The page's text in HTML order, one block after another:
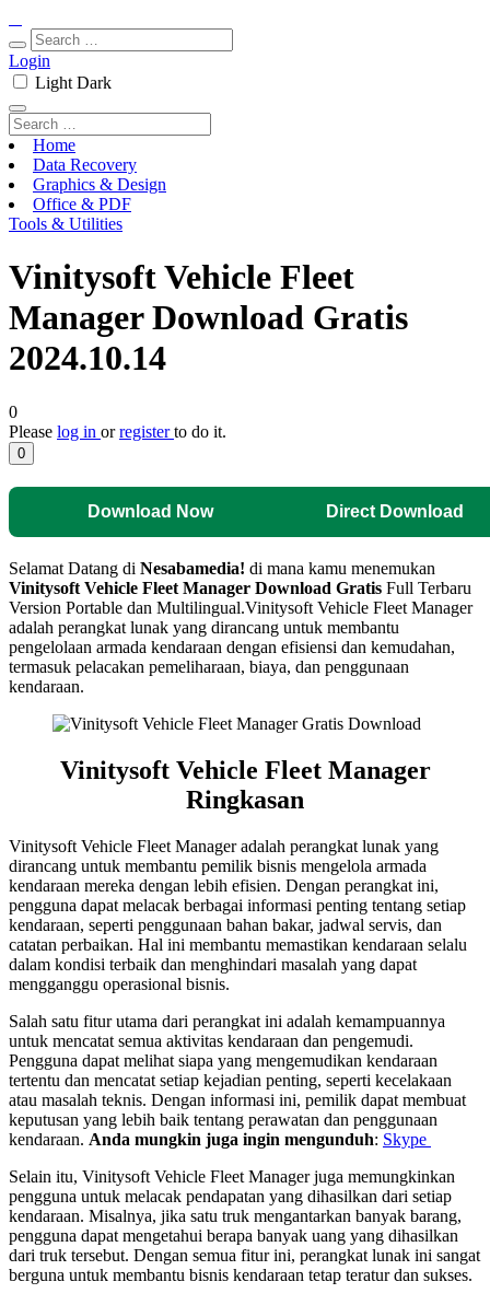
Login
Light Dark
Home
Data Recovery
Graphics & Design
Office & PDF
Tools & Utilities
Vinitysoft Vehicle Fleet
Manager Download Gratis
2024.10.14
0
Please log in orregisterto do it.
0
Download Now Direct Download
Selamat Datang di Nesabamedia! di mana kamu menemukan
Vinitysoft Vehicle Fleet Manager Download Gratis Full Terbaru
Version Portable dan Multilingual.Vinitysoft Vehicle Fleet Manager
adalah perangkat lunak yang dirancang untuk membantu
pengelolaan armada kendaraan dengan efisiensi dan kemudahan,
termasuk pelacakan pemeliharaan, biaya, dan penggunaan
kendaraan.
Vinitysoft Vehicle Fleet Manager
Ringkasan
Vinitysoft Vehicle Fleet Manager adalah perangkat lunak yang
dirancang untuk membantu pemilik bisnis mengelola armada
kendaraan mereka dengan lebih efisien. Dengan perangkat ini,
pengguna dapat melacak berbagai informasi penting tentang setiap
kendaraan, seperti penggunaan bahan bakar, jadwal servis, dan
catatan perbaikan. Hal ini membantu memastikan kendaraan selalu
dalam kondisi terbaik dan menghindari masalah yang dapat
mengganggu operasional bisnis.
Salah satu fitur utama dari perangkat ini adalah kemampuannya
untuk mencatat semua aktivitas kendaraan dan pengemudi.
Pengguna dapat melihat siapa yang mengemudikan kendaraan
tertentu dan mencatat setiap kejadian penting, seperti kecelakaan
atau masalah teknis. Dengan informasi ini, pemilik dapat membuat
keputusan yang lebih baik tentang perawatan dan penggunaan
kendaraan. Anda mungkin juga ingin mengunduh: Skype
Selain itu, Vinitysoft Vehicle Fleet Manager juga memungkinkan
pengguna untuk melacak pendapatan yang dihasilkan dari setiap
kendaraan. Misalnya, jika satu truk mengantarkan banyak barang,
pengguna dapat mengetahui berapa banyak uang yang dihasilkan
dari truk tersebut. Dengan semua fitur ini, perangkat lunak ini sangat
berguna untuk membantu bisnis kendaraan tetap teratur dan sukses.